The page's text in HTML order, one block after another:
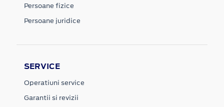
Persoane fizice
Persoane juridice
SERVICE
Operatiuni service
Garantii si revizii